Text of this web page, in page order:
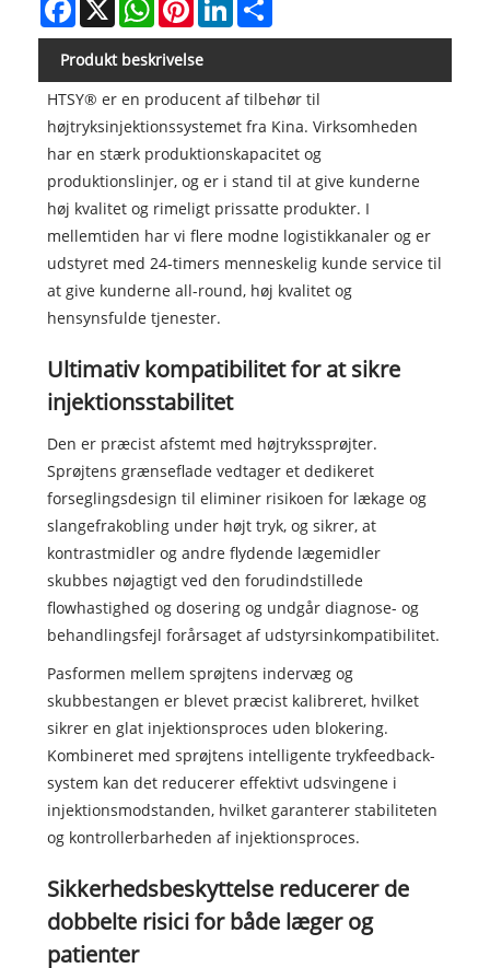
Produkt beskrivelse
HTSY® er en producent af tilbehør til
højtryksinjektionssystemet fra Kina. Virksomheden
har en stærk produktionskapacitet og
produktionslinjer, og er i stand til at give kunderne
høj kvalitet og rimeligt prissatte produkter. I
mellemtiden har vi flere modne logistikkanaler og er
udstyret med 24-timers menneskelig kunde service til
at give kunderne all-round, høj kvalitet og
hensynsfulde tjenester.
Ultimativ kompatibilitet for at sikre
injektionsstabilitet
Den er præcist afstemt med højtrykssprøjter.
Sprøjtens grænseflade vedtager et dedikeret
forseglingsdesign til eliminer risikoen for lækage og
slangefrakobling under højt tryk, og sikrer, at
kontrastmidler og andre flydende lægemidler
skubbes nøjagtigt ved den forudindstillede
flowhastighed og dosering og undgår diagnose- og
behandlingsfejl forårsaget af udstyrsinkompatibilitet.
Pasformen mellem sprøjtens indervæg og
skubbestangen er blevet præcist kalibreret, hvilket
sikrer en glat injektionsproces uden blokering.
Kombineret med sprøjtens intelligente trykfeedback-
system kan det reducerer effektivt udsvingene i
injektionsmodstanden, hvilket garanterer stabiliteten
og kontrollerbarheden af injektionsproces.
Sikkerhedsbeskyttelse reducerer de
dobbelte risici for både læger og
patienter